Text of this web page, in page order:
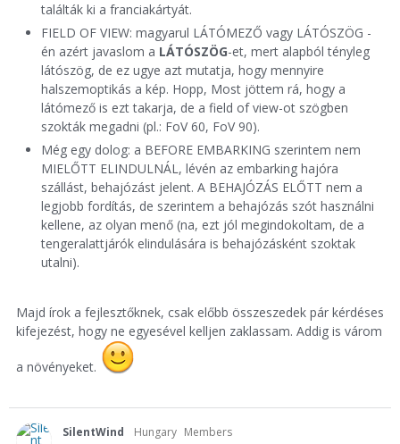
találták ki a franciakártyát.
FIELD OF VIEW: magyarul LÁTÓMEZŐ vagy LÁTÓSZÖG -
én azért javaslom a LÁTÓSZÖG-et, mert alapból tényleg
látószög, de ez ugye azt mutatja, hogy mennyire
halszemoptikás a kép. Hopp, Most jöttem rá, hogy a
látómező is ezt takarja, de a field of view-ot szögben
szokták megadni (pl.: FoV 60, FoV 90).
Még egy dolog: a BEFORE EMBARKING szerintem nem
MIELŐTT ELINDULNÁL, lévén az embarking hajóra
szállást, behajózást jelent. A BEHAJÓZÁS ELŐTT nem a
legjobb fordítás, de szerintem a behajózás szót használni
kellene, az olyan menő (na, ezt jól megindokoltam, de a
tengeralattjárók elindulására is behajózásként szoktak
utalni).
Majd írok a fejlesztőknek, csak előbb összeszedek pár kérdéses
kifejezést, hogy ne egyesével kelljen zaklassam. Addig is várom
a növényeket.
SilentWind Hungary Members